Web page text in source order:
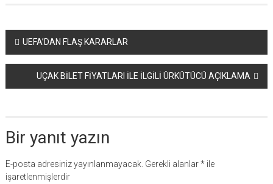
Yazı
dolaşımı
UEFA’DAN FLAŞ KARARLAR
UÇAK BİLET FİYATLARI İLE İLGİLİ ÜRKÜTÜCÜ AÇIKLAMA
Bir yanıt yazın
E-posta adresiniz yayınlanmayacak. Gerekli alanlar*ile
işaretlenmişlerdir